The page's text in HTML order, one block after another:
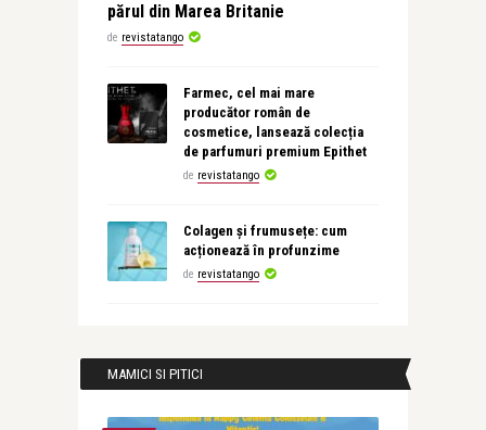
părul din Marea Britanie
de revistatango
Farmec, cel mai mare
producător român de
cosmetice, lansează colecția
de parfumuri premium Epithet
de revistatango
Colagen și frumusețe: cum
acționează în profunzime
de revistatango
MAMICI SI PITICI